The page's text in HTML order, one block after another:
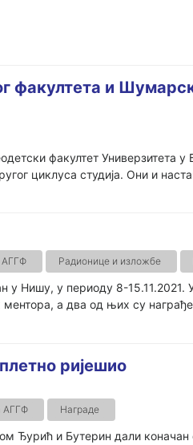
факултета и
факултет Универзитета
циклуса студија. Они и
АГГФ Радионице и изложбе
у Нишу, у периоду 8-15.11.2021.
ментора, а два од њих су
ријешио
АГГФ Награде
Ђурић и Бутерин дали коначан